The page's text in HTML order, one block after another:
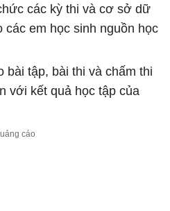
các kỳ thi và cơ sở dữ
các em học sinh nguồn học
bài tập, bài thi và chấm thi
với kết quả học tập của